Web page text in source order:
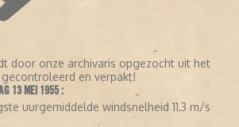
door onze archivaris opgezocht uit het
en verpakt!
13 MEI 1955 :
uurgemiddelde windsnelheid 11,3 m/s
LEES VERDER